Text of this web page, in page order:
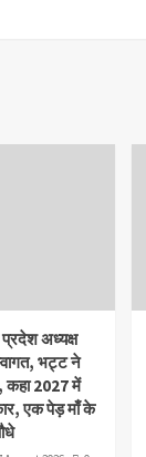
प्रदेश अध्यक्ष
भट्ट ने
कहा 2027 में
एक पेड़ माँ के